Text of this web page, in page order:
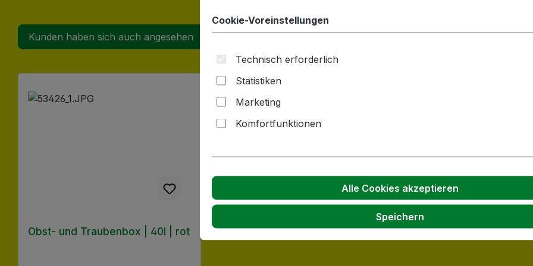
Kunden haben sich auch angesehen
Produktgalerie überspringen
Obst- und Traubenbox | 40l | rot
Cookie-Voreinstellungen
Technisch erforderlich
Statistiken
Marketing
Komfortfunktionen
Alle Cookies akzeptieren
Speichern